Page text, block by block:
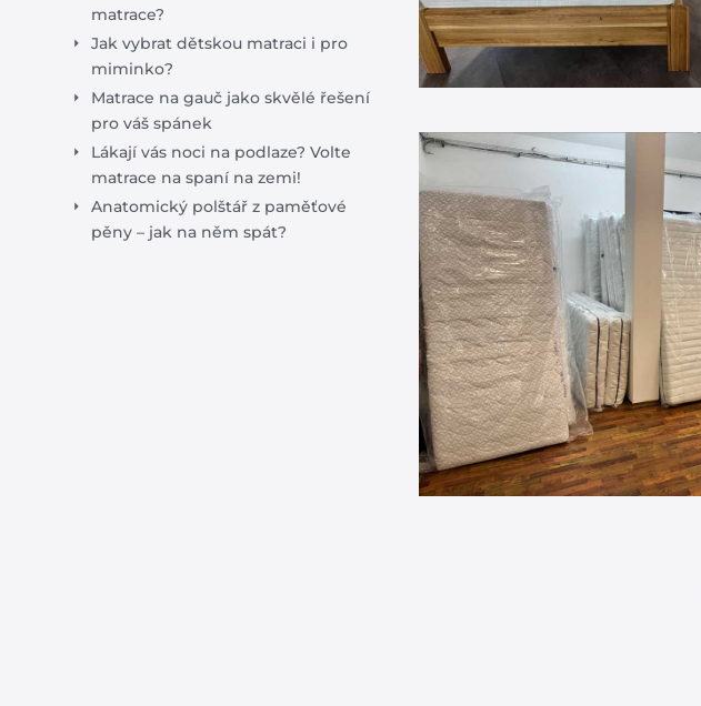
matrace?
Jak vybrat dětskou matraci i pro
miminko?
Matrace na gauč jako skvělé řešení
pro váš spánek
Lákají vás noci na podlaze? Volte
matrace na spaní na zemi!
Anatomický polštář z paměťové
pěny – jak na něm spát?